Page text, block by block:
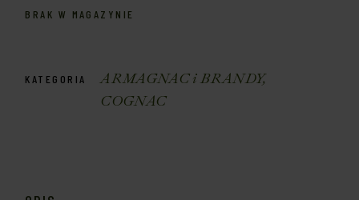
BRAK W MAGAZYNIE
KATEGORIA ARMAGNAC i BRANDY,
COGNAC